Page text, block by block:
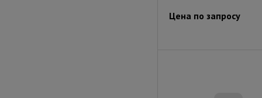
Цена по запросу